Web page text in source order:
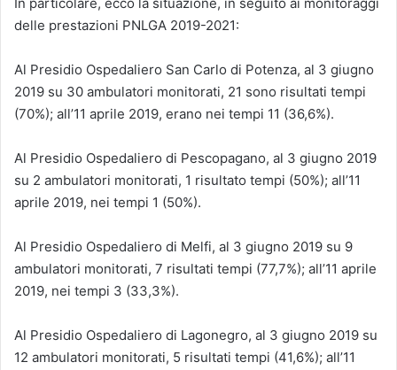
delle prestazioni PNLGA 2019-2021:
Al Presidio Ospedaliero San Carlo di Potenza, al 3 giugno
2019 su 30 ambulatori monitorati, 21 sono risultati tempi
(70%); all’11 aprile 2019, erano nei tempi 11 (36,6%).
Al Presidio Ospedaliero di Pescopagano, al 3 giugno 2019
su 2 ambulatori monitorati, 1 risultato tempi (50%); all’11
aprile 2019, nei tempi 1 (50%).
Al Presidio Ospedaliero di Melfi, al 3 giugno 2019 su 9
ambulatori monitorati, 7 risultati tempi (77,7%); all’11 aprile
2019, nei tempi 3 (33,3%).
Al Presidio Ospedaliero di Lagonegro, al 3 giugno 2019 su
12 ambulatori monitorati, 5 risultati tempi (41,6%); all’11